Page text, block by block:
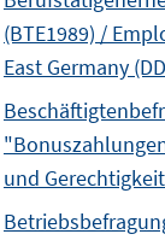
(BTE1989) /
East Germany
und